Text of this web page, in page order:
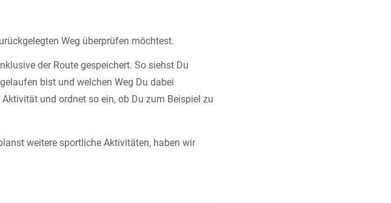
Weg überprüfen möchtest.
der Route gespeichert. So siehst Du
bist und welchen Weg Du dabei
und ordnet so ein, ob Du zum Beispiel zu
weitere sportliche Aktivitäten, haben wir